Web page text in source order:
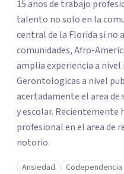
15 anos de trabajo
talento no solo en la
central de la Florida si no
comunidades, Afro-
amplia experiencia a
Gerontologicas a nivel
acertadamente el area
y escolar. Recientemente
profesional en el area de
notorio.
Ansiedad Codependencia